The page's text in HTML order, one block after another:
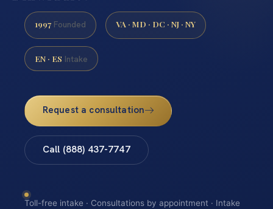
1997 Founded VA · MD · DC · NJ · NY
EN · ES Intake
Request a consultation
Call (888) 437-7747
Toll-free intake · Consultations by appointment · Intake